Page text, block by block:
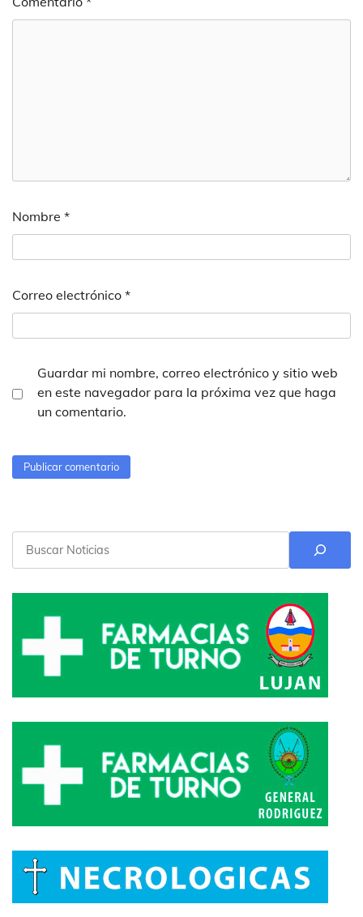
Nombre *
Correo electrónico *
Guardar mi nombre, correo electrónico y sitio web
en este navegador para la próxima vez que haga
un comentario.